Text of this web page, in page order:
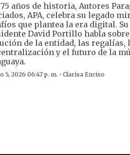
años de historia, Autores
APA, celebra su legado
que plantea la era digital. Su
David Portillo habla
de la entidad, las regalías,
y el futuro de la
5, 2026 06:47 p. m. · Clarisa Enciso